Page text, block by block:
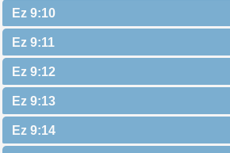
Ez 9:10
Ez 9:11
Ez 9:12
Ez 9:13
Ez 9:14